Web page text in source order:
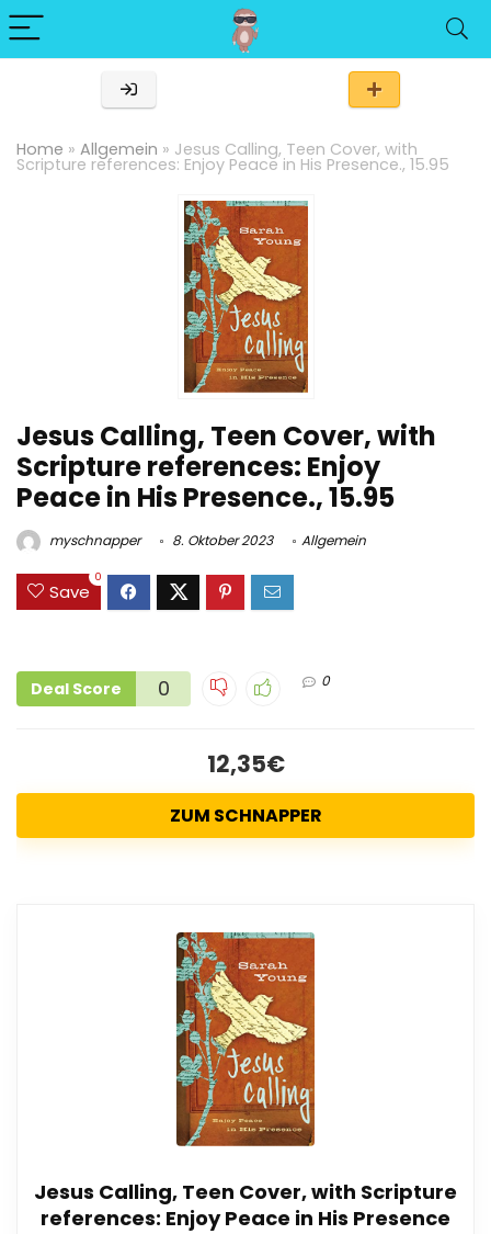
Home » Allgemein » Jesus Calling, Teen Cover, with
Scripture references: Enjoy Peace in His Presence., 15.95
Jesus Calling, Teen Cover, with
Scripture references: Enjoy
Peace in His Presence., 15.95
myschnapper 8. Oktober 2023 Allgemein
Save
0
Deal Score 0 0
12,35€
ZUM SCHNAPPER
Jesus Calling, Teen Cover, with Scripture
references: Enjoy Peace in His Presence